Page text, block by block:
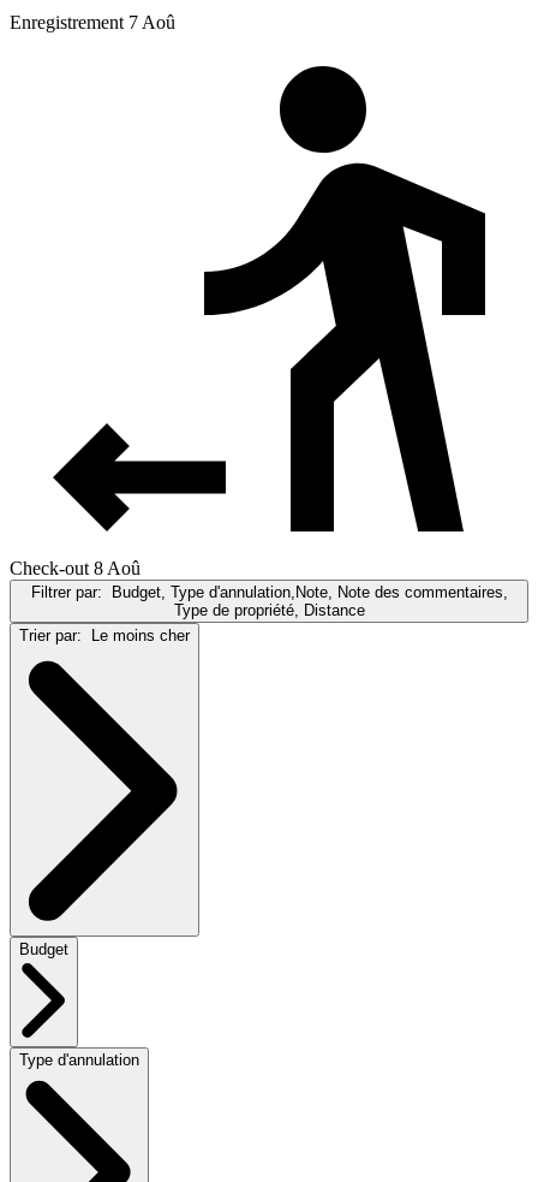
Enregistrement 7 Aoû
Check-out 8 Aoû
Filtrer par:
Budget, Type d'annulation,Note, Note des commentaires,
Type de propriété, Distance
Trier par:
Le moins cher
Budget
Type d'annulation